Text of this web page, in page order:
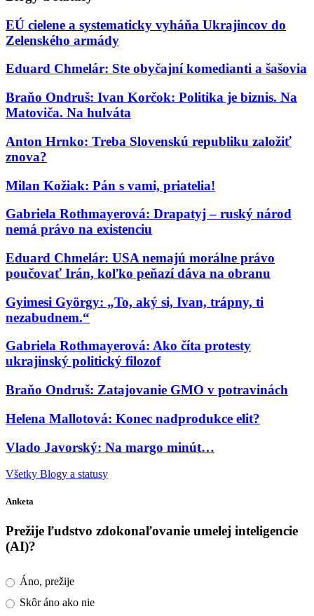
EÚ cielene a systematicky vyháňa Ukrajincov do
Zelenského armády
Eduard Chmelár: Ste obyčajní komedianti a šašovia
Braňo Ondruš: Ivan Korčok: Politika je biznis. Na
Matoviča. Na hulváta
Anton Hrnko: Treba Slovenskú republiku založiť
znova?
Milan Kožiak: Pán s vami, priatelia!
Gabriela Rothmayerová: Drapatyj – ruský národ
nemá právo na existenciu
Eduard Chmelár: USA nemajú morálne právo
poučovať Irán, koľko peňazí dáva na obranu
Gyimesi György: „To, aký si, Ivan, trápny, ti
nezabudnem.“
Gabriela Rothmayerová: Ako číta protesty
ukrajinský politický filozof
Braňo Ondruš: Zatajovanie GMO v potravinách
Helena Mallotová: Konec nadprodukce elit?
Vlado Javorský: Na margo minút…
Všetky Blogy a statusy
Anketa
Prežije ľudstvo zdokonaľovanie umelej inteligencie
(AI)?
Áno, prežije
Skôr áno ako nie